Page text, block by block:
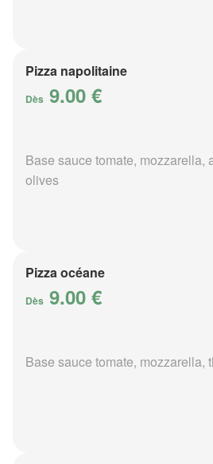
Pizza napolitaine
Dès 9.00 €
Base sauce tomate, mozzarella,
olives
Pizza océane
Dès 9.00 €
Base sauce tomate, mozzarella,